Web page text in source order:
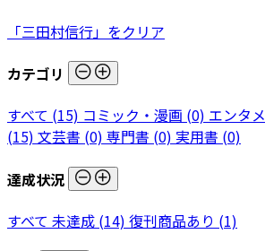
「三田村信行」をクリア
カテゴリ
すべて (15) コミック・漫画 (0) エンタメ
(15) 文芸書 (0) 専門書 (0) 実用書 (0)
達成状況
すべて 未達成 (14) 復刊商品あり (1)